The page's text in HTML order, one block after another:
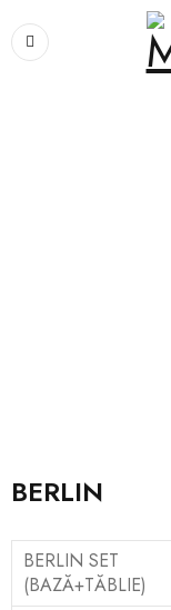
BERLIN
BERLIN SET
(BAZĂ+TĂBLIE)